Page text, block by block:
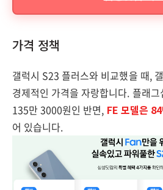
가격 정책
갤럭시 S23 플러스와 비교했을 때,
경제적인 가격을 자랑합니다. 플래
135만 3000원인 반면, FE 모델은
어 있습니다.